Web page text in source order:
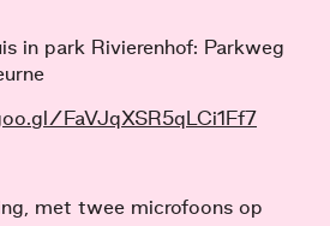
in park Rivierenhof: Parkweg
FaVJqXSR5qLCi1Ff7
met twee microfoons op